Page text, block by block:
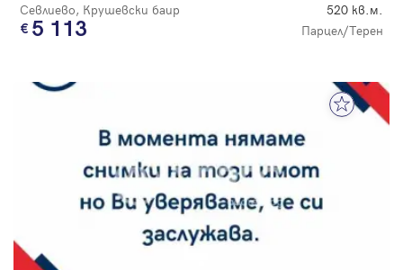
Севлиево, Крушевски баир 520 кв.м.
5 113 Парцел/Терен